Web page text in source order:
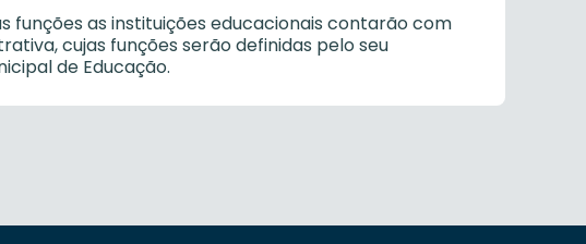
funções as instituições educacionais contarão com
cujas funções serão definidas pelo seu
de Educação.